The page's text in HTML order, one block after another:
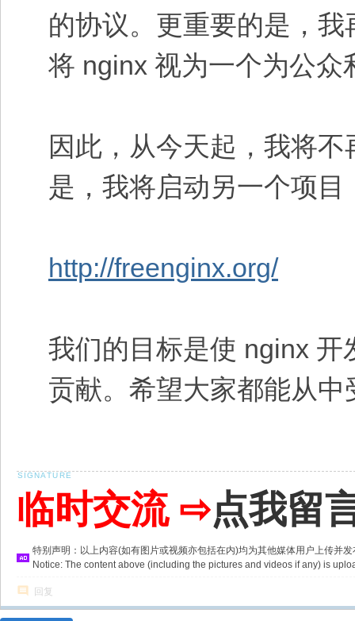
的协议。更重要的是，
将 nginx 视为一个为公
因此，从今天起，我将
是，我将启动另一个项
http://freenginx.org/
我们的目标是使 nginx
贡献。希望大家都能从中
临时交流 ⇨点我留
特别声明：以上内容(如有图片或视频亦包括在内)均为其他媒体用户上传并
Notice: The content above (including the pictures and videos if any) is
回复